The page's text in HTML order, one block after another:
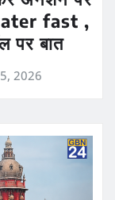
fast ,
पर बात
2026